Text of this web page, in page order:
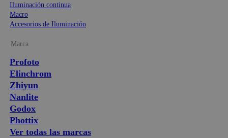
Iluminación continua
Macro
Accesorios de Iluminación
Marca
Profoto
Elinchrom
Zhiyun
Nanlite
Godox
Phottix
Ver todas las marcas